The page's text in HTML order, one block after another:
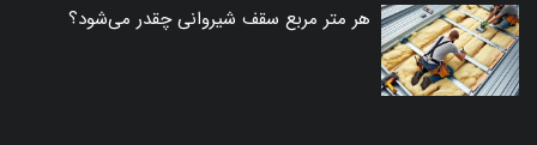
هر متر مربع سقف شیروانی چقدر می‌شود؟